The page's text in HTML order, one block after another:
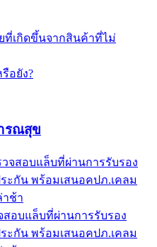
ที่เกิดขึ้นจากสินค้าที่ไม่
อยัง?
รณสุข
อบแล็บที่ผ่านการรับรอง
ะกัน พร้อมเสนอคปภ.เคลม